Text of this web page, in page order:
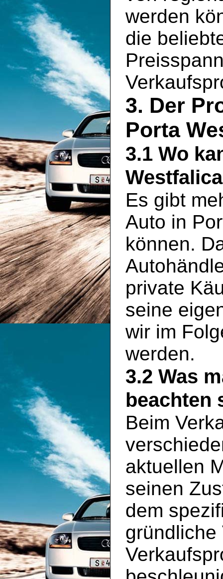
werden
die
3. Der
Porta
3.1 Wo
Es gibt
Auto in
können.
private
seine
wir im
werden.
3.2 Was
beachten
Beim
aktuellen
seinen
dem
gründliche